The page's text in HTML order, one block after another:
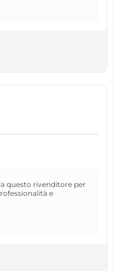
questo rivenditore per
e